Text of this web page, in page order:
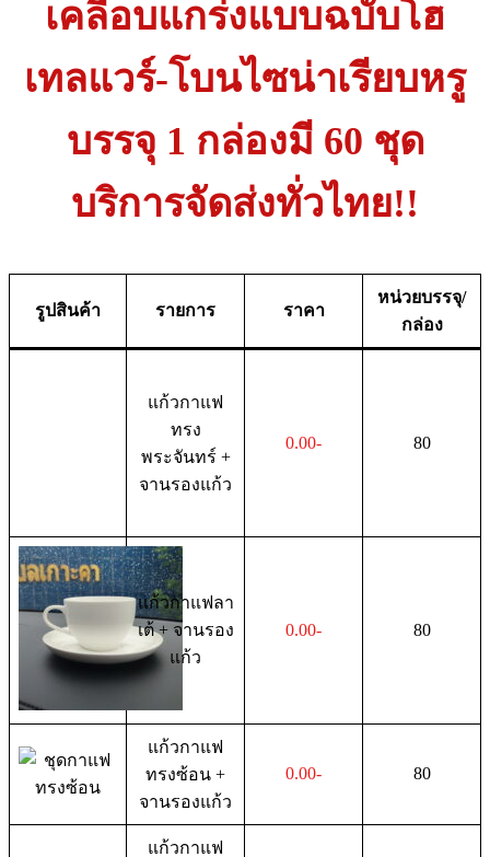
เคลือบแกร่งแบบฉบับโฮ
เทลแวร์-โบนไซน่าเรียบหรู
บรรจุ 1 กล่องมี 60 ชุด
บริการจัดส่งทั่วไทย!!
รูปสินค้า รายการ ราคา
หน่วยบรรจุ/
กล่อง
แก้วกาแฟ
ทรง
พระจันทร์ +
จานรองแก้ว
0.00- 80
แก้วกาแฟลา
เต้ + จานรอง
แก้ว
0.00- 80
แก้วกาแฟ
ทรงซ้อน +
จานรองแก้ว
0.00- 80
แก้วกาแฟ